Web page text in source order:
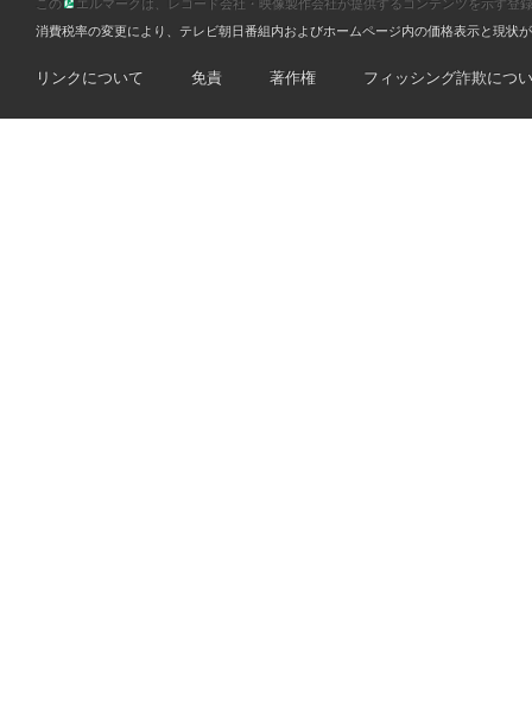
この
エルマークは、レコード会社・映像製作会社が提供するコンテンツを示す登
消費税率の変更により、テレビ朝日番組内およびホームページ内の価格表示と現状
リンクについて 免責 著作権 フィッシング詐欺につ